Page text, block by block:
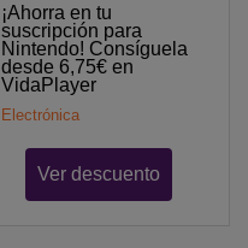
¡Ahorra en tu
suscripción para
Nintendo! Consíguela
desde 6,75€ en
VidaPlayer
Electrónica
Ver descuento